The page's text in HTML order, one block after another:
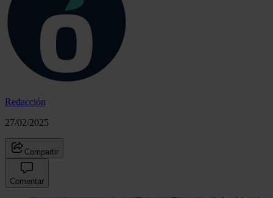
Redacción
27/02/2025
Compartir
Comentar